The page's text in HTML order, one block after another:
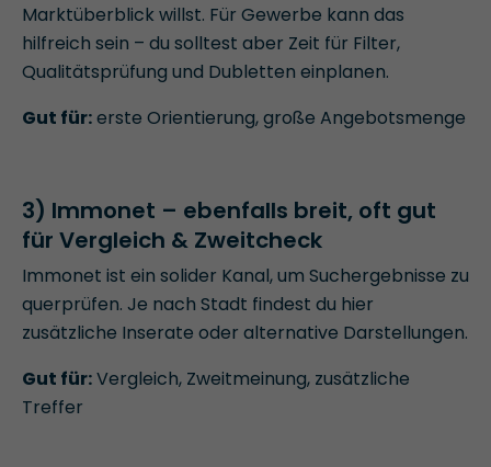
Marktüberblick willst. Für Gewerbe kann das
hilfreich sein – du solltest aber Zeit für Filter,
Qualitätsprüfung und Dubletten einplanen.
Gut für:erste Orientierung, große Angebotsmenge
3) Immonet – ebenfalls breit, oft gut
für Vergleich & Zweitcheck
Immonet ist ein solider Kanal, um Suchergebnisse zu
querprüfen. Je nach Stadt findest du hier
zusätzliche Inserate oder alternative Darstellungen.
Gut für:Vergleich, Zweitmeinung, zusätzliche
Treffer